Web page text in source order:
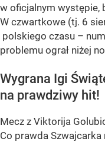
w oficjalnym występie,
W czwartkowe (tj. 6
polskiego czasu –
problemu ograł niżej
Wygrana Igi
na prawdziwy hit!
Mecz z Viktorija
Co prawda